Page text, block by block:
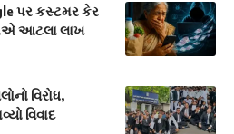
પર કસ્ટમર કેર
આટલા લાખ
વિરોધ,
વિવાદ